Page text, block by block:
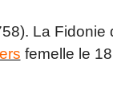
La Fidonie
femelle le